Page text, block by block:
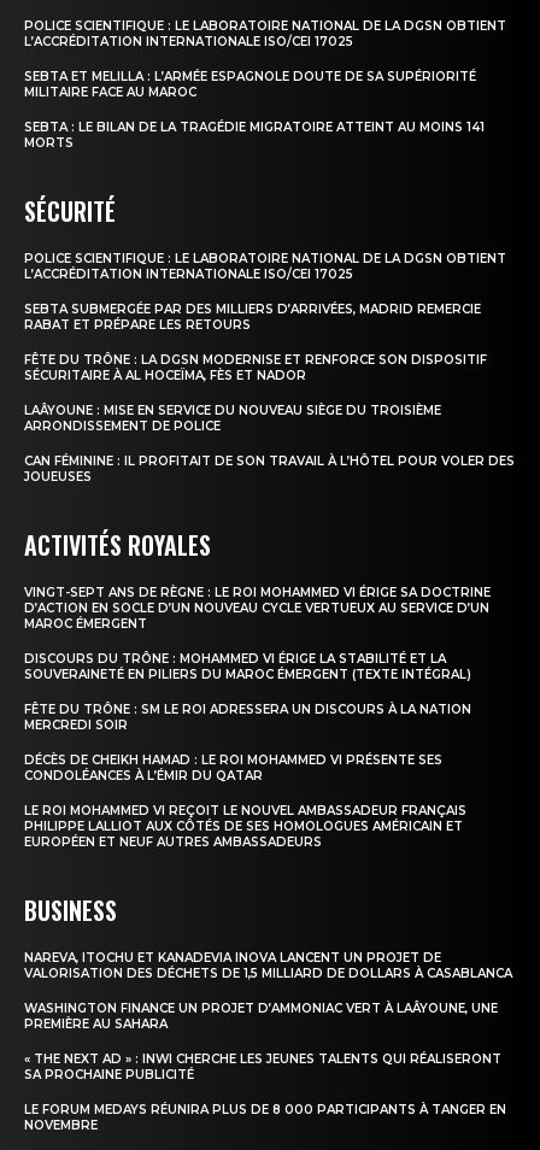
POLICE SCIENTIFIQUE : LE LABORATOIRE NATIONAL DE LA DGSN OBTIENT
L’ACCRÉDITATION INTERNATIONALE ISO/CEI 17025
SEBTA ET MELILLA : L’ARMÉE ESPAGNOLE DOUTE DE SA SUPÉRIORITÉ
MILITAIRE FACE AU MAROC
SEBTA : LE BILAN DE LA TRAGÉDIE MIGRATOIRE ATTEINT AU MOINS 141
MORTS
SÉCURITÉ
POLICE SCIENTIFIQUE : LE LABORATOIRE NATIONAL DE LA DGSN OBTIENT
L’ACCRÉDITATION INTERNATIONALE ISO/CEI 17025
SEBTA SUBMERGÉE PAR DES MILLIERS D’ARRIVÉES, MADRID REMERCIE
RABAT ET PRÉPARE LES RETOURS
FÊTE DU TRÔNE : LA DGSN MODERNISE ET RENFORCE SON DISPOSITIF
SÉCURITAIRE À AL HOCEÏMA, FÈS ET NADOR
LAÂYOUNE : MISE EN SERVICE DU NOUVEAU SIÈGE DU TROISIÈME
ARRONDISSEMENT DE POLICE
CAN FÉMININE : IL PROFITAIT DE SON TRAVAIL À L’HÔTEL POUR VOLER DES
JOUEUSES
ACTIVITÉS ROYALES
VINGT-SEPT ANS DE RÈGNE : LE ROI MOHAMMED VI ÉRIGE SA DOCTRINE
D’ACTION EN SOCLE D’UN NOUVEAU CYCLE VERTUEUX AU SERVICE D’UN
MAROC ÉMERGENT
DISCOURS DU TRÔNE : MOHAMMED VI ÉRIGE LA STABILITÉ ET LA
SOUVERAINETÉ EN PILIERS DU MAROC ÉMERGENT (TEXTE INTÉGRAL)
FÊTE DU TRÔNE : SM LE ROI ADRESSERA UN DISCOURS À LA NATION
MERCREDI SOIR
DÉCÈS DE CHEIKH HAMAD : LE ROI MOHAMMED VI PRÉSENTE SES
CONDOLÉANCES À L’ÉMIR DU QATAR
LE ROI MOHAMMED VI REÇOIT LE NOUVEL AMBASSADEUR FRANÇAIS
PHILIPPE LALLIOT AUX CÔTÉS DE SES HOMOLOGUES AMÉRICAIN ET
EUROPÉEN ET NEUF AUTRES AMBASSADEURS
BUSINESS
NAREVA, ITOCHU ET KANADEVIA INOVA LANCENT UN PROJET DE
VALORISATION DES DÉCHETS DE 1,5 MILLIARD DE DOLLARS À CASABLANCA
WASHINGTON FINANCE UN PROJET D’AMMONIAC VERT À LAÂYOUNE, UNE
PREMIÈRE AU SAHARA
« THE NEXT AD » : INWI CHERCHE LES JEUNES TALENTS QUI RÉALISERONT
SA PROCHAINE PUBLICITÉ
LE FORUM MEDAYS RÉUNIRA PLUS DE 8 000 PARTICIPANTS À TANGER EN
NOVEMBRE